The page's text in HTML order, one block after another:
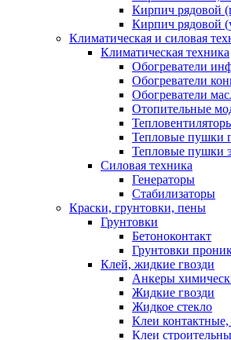
Кирпич рядовой
Кирпич рядовой
Климатическая и силовая
Климатическая техника
Обогреватели
Обогреватели
Обогреватели
Отопительные
Тепловые пушки
Тепловые пушки
Силовая техника
Генераторы
Стабилизаторы
Краски, грунтовки, пены
Грунтовки
Бетоноконтакт
Грунтовки
Клей, жидкие гвозди
Анкеры
Жидкие гвозди
Жидкое стекло
Клеи
Клеи